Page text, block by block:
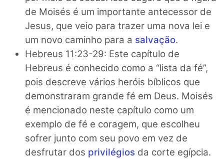
de Moisés é um importante antecessor de
Jesus, que veio para trazer uma nova lei e
um novo caminho para a salvação.
Hebreus 11:23-29: Este capítulo de
Hebreus é conhecido como a “lista da fé”,
pois descreve vários heróis bíblicos que
demonstraram grande fé em Deus. Moisés
é mencionado neste capítulo como um
exemplo de fé e coragem, que escolheu
sofrer junto com seu povo em vez de
desfrutar dos privilégios da corte egípcia.